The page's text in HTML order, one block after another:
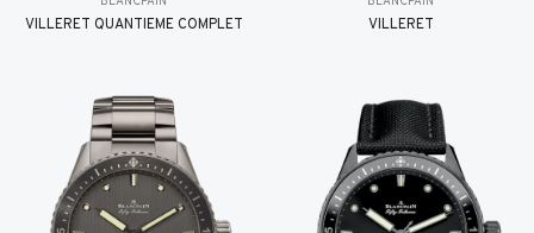
VILLERET QUANTIÈME COMPLET VILLERET